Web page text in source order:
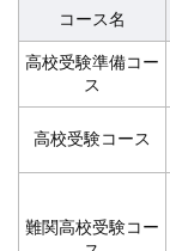
コース名
高校受験準備コー
ス
高校受験コース
難関高校受験コー